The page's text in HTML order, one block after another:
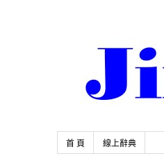
首 頁 線上辭典